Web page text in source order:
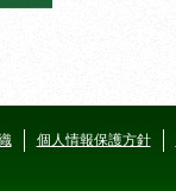
個人情報保護方針